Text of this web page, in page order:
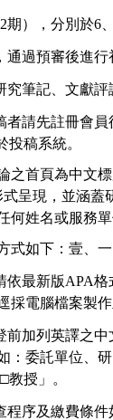
2期），分別於6
過預審後進
究筆記、文獻評
請先註冊會
投稿系統。
之首頁為中文
呈現，並涵
何姓名或服務單
式如下：壹、一
依最新版APA格
採電腦檔案製
加列英譯之中
：委託單位、
教授」。
序及繳費條件